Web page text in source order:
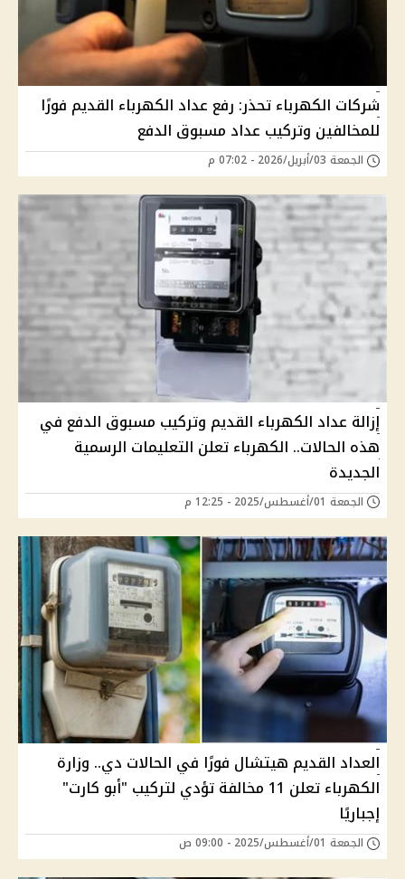
شركات الكهرباء تحذر: رفع عداد الكهرباء القديم فورًا
للمخالفين وتركيب عداد مسبوق الدفع
الجمعة 03/أبريل/2026 - 07:02 م
إزالة عداد الكهرباء القديم وتركيب مسبوق الدفع في
هذه الحالات.. الكهرباء تعلن التعليمات الرسمية
الجديدة
الجمعة 01/أغسطس/2025 - 12:25 م
العداد القديم هيتشال فورًا في الحالات دي.. وزارة
الكهرباء تعلن 11 مخالفة تؤدي لتركيب "أبو كارت"
إجباريًا
الجمعة 01/أغسطس/2025 - 09:00 ص